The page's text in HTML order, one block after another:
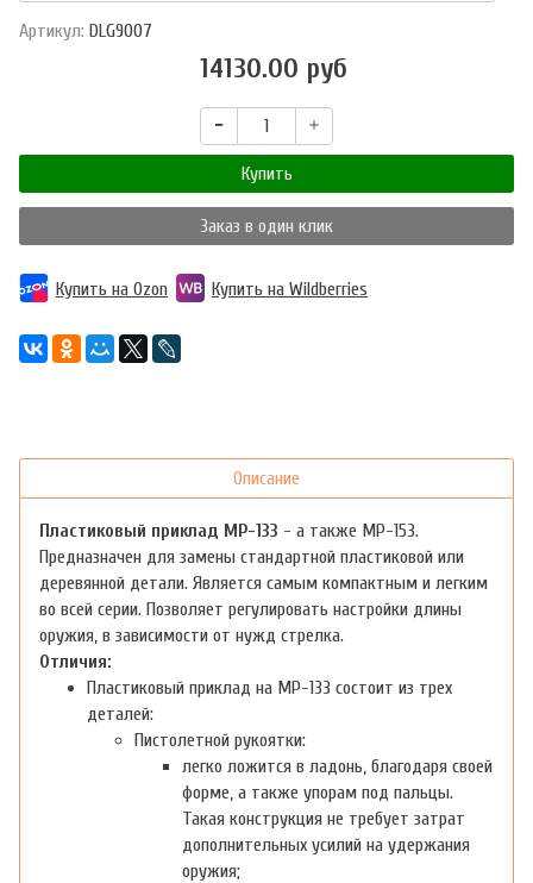
Артикул: DLG9007
14130.00 руб
Купить
Заказ в один клик
Купить на Ozon Купить на Wildberries
Описание
Пластиковый приклад МР-133 - а также МР-153.
Предназначен для замены стандартной пластиковой или
деревянной детали. Является самым компактным и легким
во всей серии. Позволяет регулировать настройки длины
оружия, в зависимости от нужд стрелка.
Отличия:
Пластиковый приклад на МР-133 состоит из трех
деталей:
Пистолетной рукоятки:
легко ложится в ладонь, благодаря своей
форме, а также упорам под пальцы.
Такая конструкция не требует затрат
дополнительных усилий на удержания
оружия;